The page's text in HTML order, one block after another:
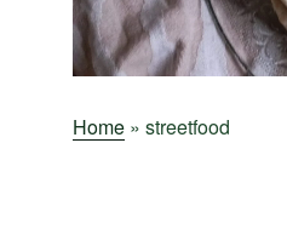
Home » streetfood